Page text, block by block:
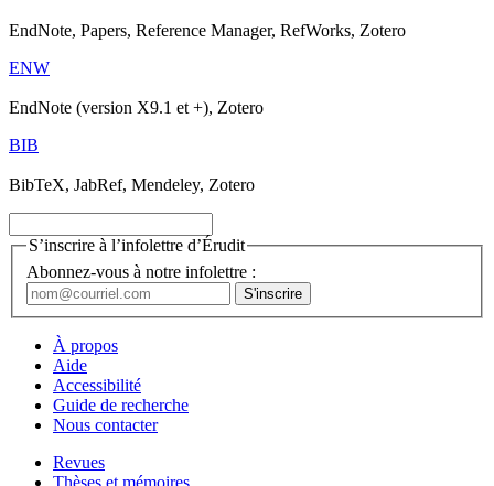
EndNote, Papers, Reference Manager, RefWorks, Zotero
ENW
EndNote (version X9.1 et +), Zotero
BIB
BibTeX, JabRef, Mendeley, Zotero
S’inscrire à l’infolettre d’Érudit
Abonnez-vous à notre infolettre :
À propos
Aide
Accessibilité
Guide de recherche
Nous contacter
Revues
Thèses et mémoires